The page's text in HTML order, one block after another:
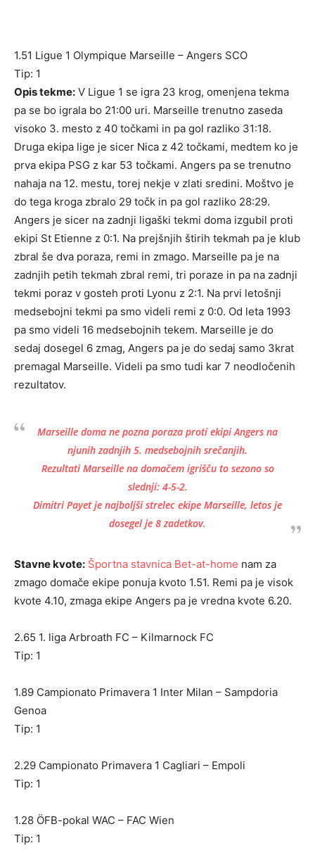
1.51 Ligue 1 Olympique Marseille – Angers SCO
Tip: 1
Opis tekme: V Ligue 1 se igra 23 krog, omenjena tekma
pa se bo igrala bo 21:00 uri. Marseille trenutno zaseda
visoko 3. mesto z 40 točkami in pa gol razliko 31:18.
Druga ekipa lige je sicer Nica z 42 točkami, medtem ko je
prva ekipa PSG z kar 53 točkami. Angers pa se trenutno
nahaja na 12. mestu, torej nekje v zlati sredini. Moštvo je
do tega kroga zbralo 29 točk in pa gol razliko 28:29.
Angers je sicer na zadnji ligaški tekmi doma izgubil proti
ekipi St Etienne z 0:1. Na prejšnjih štirih tekmah pa je klub
zbral še dva poraza, remi in zmago. Marseille pa je na
zadnjih petih tekmah zbral remi, tri poraze in pa na zadnji
tekmi poraz v gosteh proti Lyonu z 2:1. Na prvi letošnji
medsebojni tekmi pa smo videli remi z 0:0. Od leta 1993
pa smo videli 16 medsebojnih tekem. Marseille je do
sedaj dosegel 6 zmag, Angers pa je do sedaj samo 3krat
premagal Marseille. Videli pa smo tudi kar 7 neodločenih
rezultatov.
Marseille doma ne pozna poraza proti ekipi Angers na
njunih zadnjih 5. medsebojnih srečanjih.
Rezultati Marseille na domačem igrišču to sezono so
slednji: 4-5-2.
Dimitri Payet je najboljši strelec ekipe Marseille, letos je
dosegel je 8 zadetkov.
Stavne kvote: Športna stavnica Bet-at-home nam za
zmago domače ekipe ponuja kvoto 1.51. Remi pa je visok
kvote 4.10, zmaga ekipe Angers pa je vredna kvote 6.20.
2.65 1. liga Arbroath FC – Kilmarnock FC
Tip: 1
1.89 Campionato Primavera 1 Inter Milan – Sampdoria
Genoa
Tip: 1
2.29 Campionato Primavera 1 Cagliari – Empoli
Tip: 1
1.28 ÖFB-pokal WAC – FAC Wien
Tip: 1